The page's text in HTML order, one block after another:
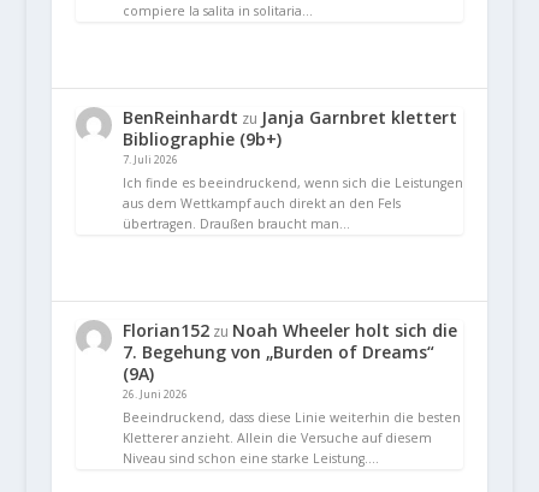
compiere la salita in solitaria…
BenReinhardt zu Janja Garnbret klettert
Bibliographie (9b+)
7. Juli 2026
Ich finde es beeindruckend, wenn sich die Leistungen
aus dem Wettkampf auch direkt an den Fels
übertragen. Draußen braucht man…
Florian152zu Noah Wheeler holt sich die
7. Begehung von „Burden of Dreams“
(9A)
26. Juni 2026
Beeindruckend, dass diese Linie weiterhin die besten
Kletterer anzieht. Allein die Versuche auf diesem
Niveau sind schon eine starke Leistung.…